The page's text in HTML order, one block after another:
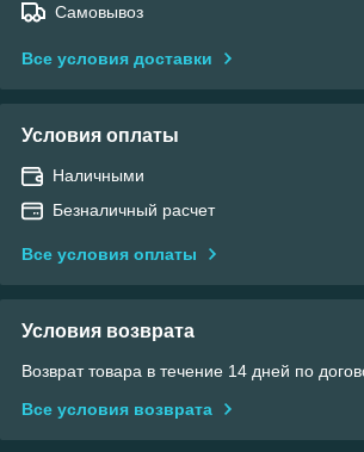
Самовывоз
Все условия доставки
Условия оплаты
Наличными
Безналичный расчет
Все условия оплаты
Условия возврата
Возврат товара в течение 14 дней по
Все условия возврата